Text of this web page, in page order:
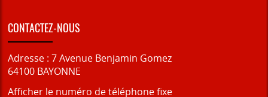
CONTACTEZ-NOUS
Adresse :7 Avenue Benjamin Gomez
64100 BAYONNE
Afficher le numéro de téléphone fixe